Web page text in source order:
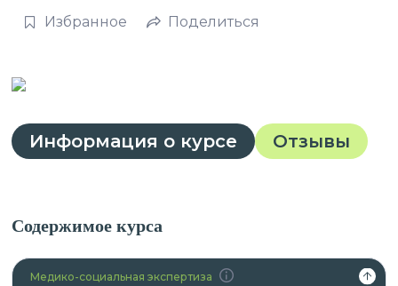
Избранное
Поделиться
Информация о курсе Отзывы
Содержимое курса
Медико-социальная экспертиза